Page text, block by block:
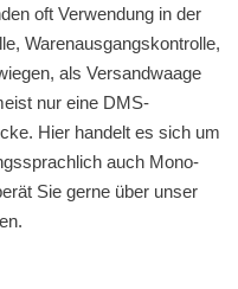
oft Verwendung in der
Warenausgangskontrolle,
als Versandwaage
nur eine DMS-
Hier handelt es sich um
auch Mono-
Sie gerne über unser